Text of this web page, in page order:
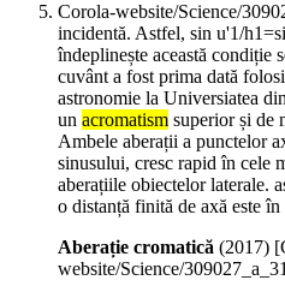
Corola-website/Science/
incidentă. Astfel, sin u'1/
îndeplinește această condiție
cuvânt a fost prima dată
astronomie la Universiatea
un acromatism superior și de
Ambele aberații a punctelor
sinusului, cresc rapid în cele
aberațiile obiectelor laterale.
o distanță finită de axă este în
Aberație cromatică (2017)
website/Science/